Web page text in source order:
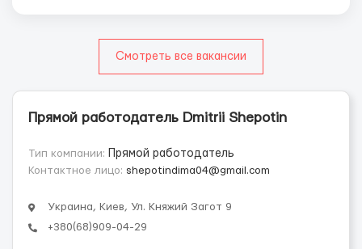
Смотреть все вакансии
Прямой работодатель Dmitrii Shepotin
Тип компании:
Прямой работодатель
Контактное лицо: shepotindima04@gmail.com
Украина, Киев, Ул. Княжий Загот 9
+380(68)909-04-29